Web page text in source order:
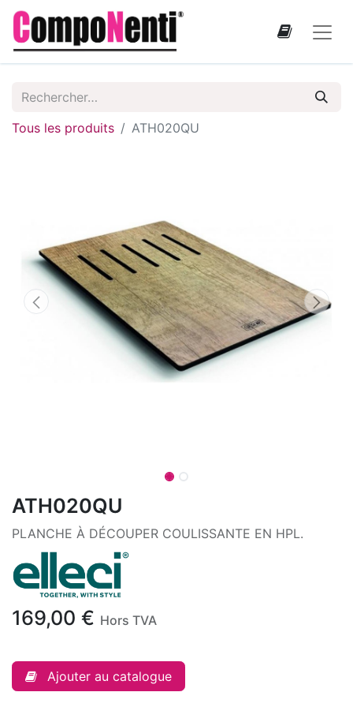
Tous les produits ATH020QU
ATH020QU
PLANCHE À DÉCOUPER COULISSANTE EN HPL.
169,00 € Hors TVA
Ajouter au catalogue